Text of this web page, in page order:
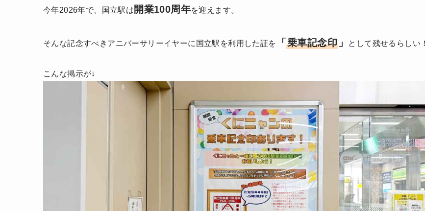
今年2026年で、国立駅は 開業100周年を迎えます。
そんな記念すべきアニバーサリーイヤーに国立駅を利用した証を 「乗車記念印 」 として残せるらしい！
こんな掲示が↓